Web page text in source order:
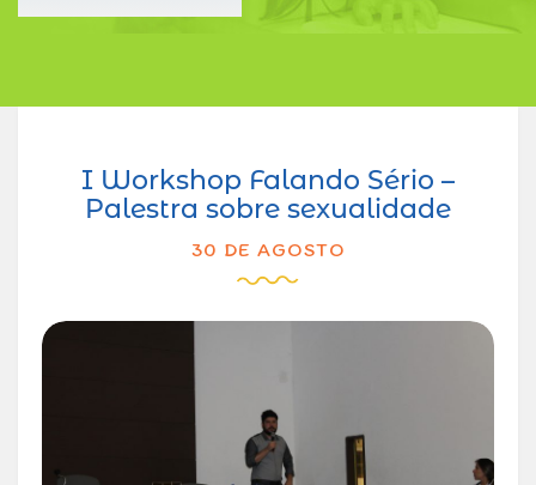
I Workshop Falando Sério –
Palestra sobre sexualidade
30 DE AGOSTO